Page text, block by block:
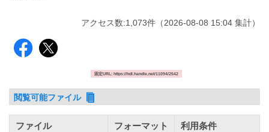
アクセス数:1,073件 （2026-08-08 15:04 集計）
固定URL: https://hdl.handle.net/11094/2542
閲覧可能ファイル
ファイル フォーマット 利用条件